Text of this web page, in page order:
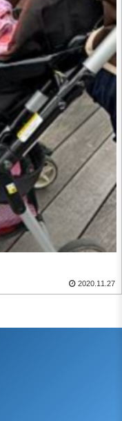
2020.11.27